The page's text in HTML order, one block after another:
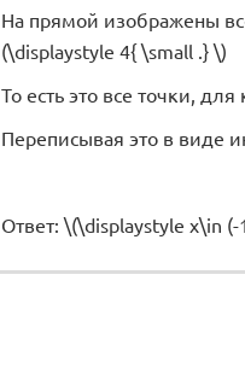
На прямой изображены
(\displaystyle 4{ \small .} \)
То есть это все точки,
Переписывая это в виде
Ответ: \(\displaystyle x\in